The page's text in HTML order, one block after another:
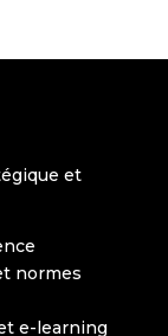
et
normes
e-learning